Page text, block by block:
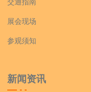
交通指南
展会现场
参观须知
新闻资讯